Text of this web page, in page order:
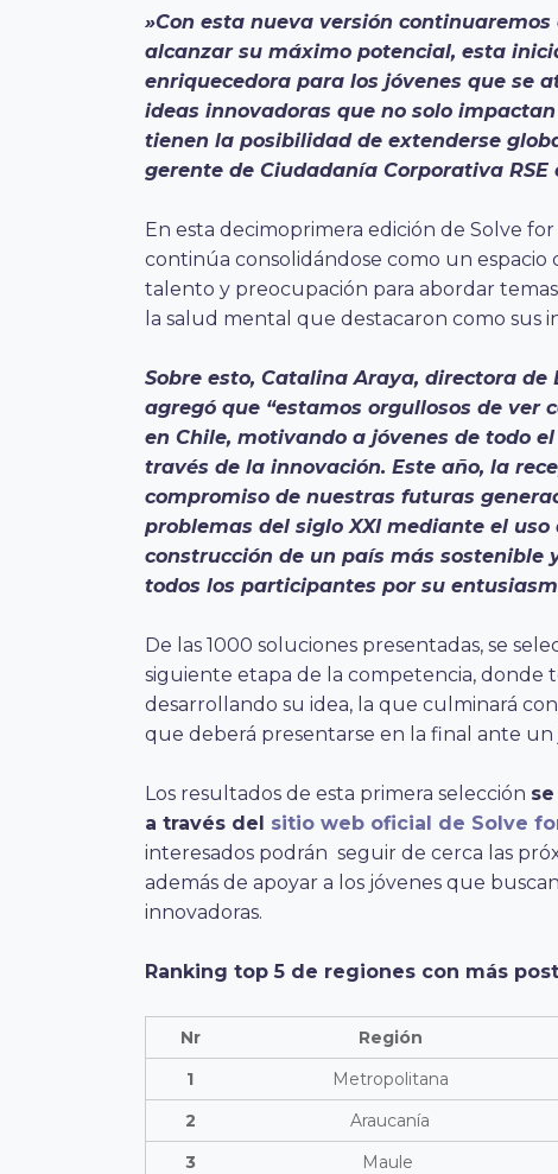
»Con esta nueva versión
alcanzar su máximo potencial, esta
enriquecedora para los jóvenes que se
ideas innovadoras que no solo
tienen la posibilidad de extenderse
gerente de Ciudadanía Corporativa RSE
En esta decimoprimera edición de Solve
continúa consolidándose como un
talento y preocupación para abordar
la salud mental que destacaron como sus
Sobre esto, Catalina Araya, directora
agregó que “estamos orgullosos de ver
en Chile, motivando a jóvenes de todo
través de la innovación. Este año, la
compromiso de nuestras futuras
problemas del siglo XXI mediante el
construcción de un país más sostenible
todos los participantes por su
De las 1000 soluciones presentadas, se
siguiente etapa de la competencia,
desarrollando su idea, la que culminará
que deberá presentarse en la final ante
Los resultados de esta primera selección
a través del sitio web oficial de Solve
interesados podrán seguir de cerca las
además de apoyar a los jóvenes que
innovadoras.
Ranking top 5 de regiones con más
Nr Región
1
Metropolitana
2
Araucanía
3
Maule